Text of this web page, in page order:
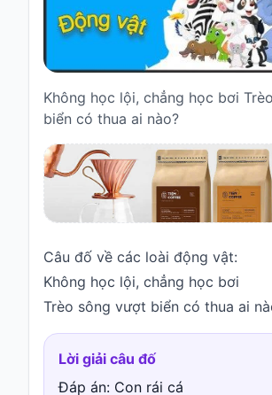
Truyện
cho
bé
Cổ
tích
Việt
Nam
Truyện
Grimms
Thơ
Vè
Không học lội, chẳng học bơi
biển có thua ai nào?
Câu đố về các loài động vật:
Không học lội, chẳng học bơi
Trèo sông vượt biển có thua ai
Lời giải câu đố
Đáp án: Con rái cá